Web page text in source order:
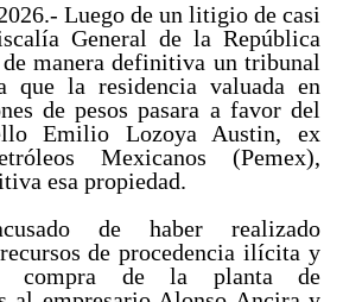
Luego de un litigio de casi
General de la República
manera definitiva un tribunal
que la residencia valuada en
de pesos pasara a favor del
Emilio Lozoya Austin, ex
Mexicanos (Pemex),
esa propiedad.
de haber realizado
de procedencia ilícita y
compra de la planta de